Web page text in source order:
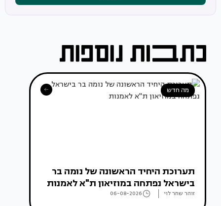
מה חדש
תערוכת היחיד הראשונה של נומה בר
בישראל נפתחה במוזיאון ת"א לאמנות
זוהר שחר לוי 06-08-2026